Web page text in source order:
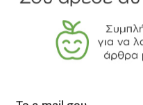
SLIDESHOW